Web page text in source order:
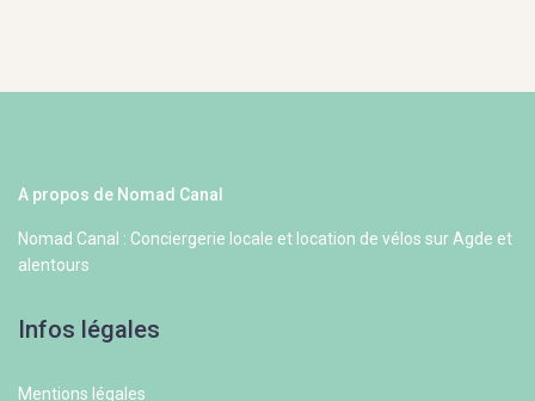
A propos de Nomad Canal
Nomad Canal : Conciergerie locale et location de vélos sur Agde et
alentours
Infos légales
Mentions légales